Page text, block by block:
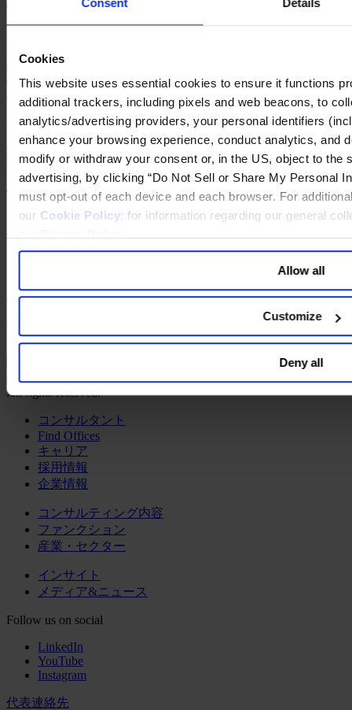
Cookies
This website uses essential cookies to ensure it functions
additional trackers, including pixels and web beacons, to
analytics/advertising providers, your personal identifiers
enhance your browsing experience, conduct analytics, and
modify or withdraw your consent or, in the US, object to the
advertising, by clicking “Do Not Sell or Share My Personal
must opt-out of each device and each browser. For
our Cookie Policy; for information regarding our general
Allow all
Customize
Deny all
This splitting of the CMO into these very different lines, each
marked by discrete strengths, is a profoundly important
being redefined by inexorable environmental forces. All those
concerned with marketing effectiveness – including board audit
committees, CEOs, and marketers themselves – need to stay closely
attuned to this ongoing transformation.
Read the full paperCMO Redefined.
CMO Redefined
Download as PDF
Topics Related to this Article
Leadership
Communications
Share on LinkedIn Share via Email Download the PDF
Copyright 2026 Egon Zehnder.
All rights reserved.
コンサルタント
Find Offices
キャリア
採用情報
企業情報
コンサルティング内容
ファンクション
産業・セクター
インサイト
メディア&ニュース
Follow us on social
LinkedIn
YouTube
Instagram
代表連絡先